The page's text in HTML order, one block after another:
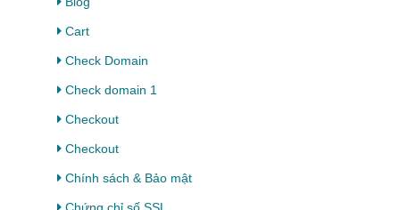
Cart
Check Domain
Check domain 1
Checkout
Checkout
Chính sách & Bảo mật